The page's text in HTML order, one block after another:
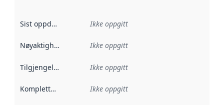
Sist oppdatert Ikke oppgitt
Nøyaktighet Ikke oppgitt
Tilgjengelighet Ikke oppgitt
Kompletthet Ikke oppgitt